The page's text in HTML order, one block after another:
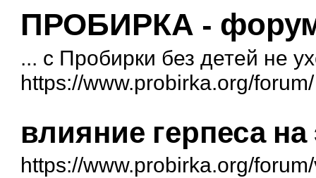
ПРОБИРКА - форум
... с Пробирки без детей не
https://www.probirka.org/forum/
влияние герпеса
https://www.probirka.org/